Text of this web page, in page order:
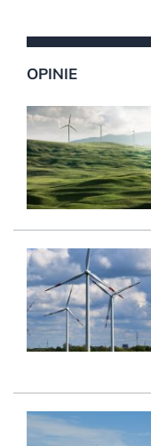
OPINIE